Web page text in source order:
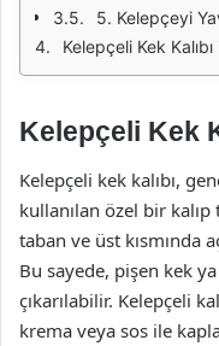
5. Kelepçeyi
Kelepçeli Kek
Kelepçeli Kek
Kelepçeli kek kalıbı,
kullanılan özel bir kalıp
taban ve üst kısmında
Bu sayede, pişen kek
çıkarılabilir. Kelepçeli
krema veya sos ile